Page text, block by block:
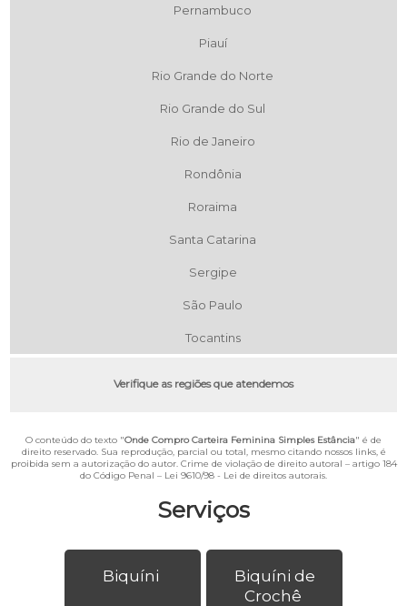
Serviços
Biquíni
Biquíni de
Crochê
Pernambuco
Piauí
Rio Grande do Norte
Rio Grande do Sul
Rio de Janeiro
Rondônia
Roraima
Santa Catarina
Sergipe
São Paulo
Tocantins
Verifique as regiões que atendemos
O conteúdo do texto "Onde Compro Carteira Feminina Simples Estância" é de
direito reservado. Sua reprodução, parcial ou total, mesmo citando nossos links, é
proibida sem a autorização do autor. Crime de violação de direito autoral – artigo 184
do Código Penal – Lei 9610/98 - Lei de direitos autorais.